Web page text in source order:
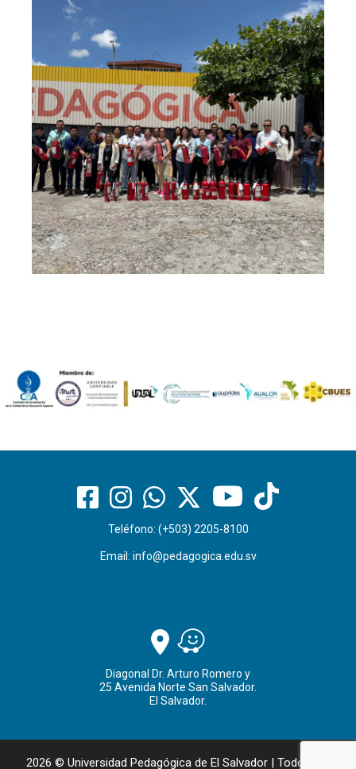
Teléfono: (+503) 2205-8100
Email: info@pedagogica.edu.sv
Diagonal Dr. Arturo Romero y
25 Avenida Norte San Salvador.
El Salvador.
2026 © Universidad Pedagógica de El Salvador | Todos los